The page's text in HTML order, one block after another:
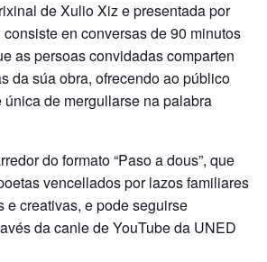
de Xulio Xiz e presentada por
en conversas de 90 minutos
as persoas convidadas comparten
da súa obra, ofrecendo ao público
de mergullarse na palabra
do formato “Paso a dous”, que
vencellados por lazos familiares
e creativas, e pode seguirse
da canle de YouTube da UNED